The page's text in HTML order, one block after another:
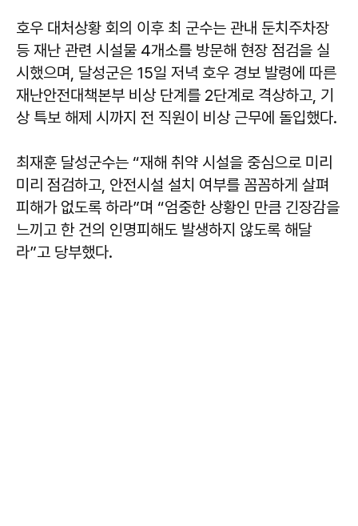
호우 대처상황 회의 이후 최 군수는 관내 둔치주차장
등 재난 관련 시설물 4개소를 방문해 현장 점검을 실
시했으며, 달성군은 15일 저녁 호우 경보 발령에 따른
재난안전대책본부 비상 단계를 2단계로 격상하고, 기
상 특보 해제 시까지 전 직원이 비상 근무에 돌입했다.
최재훈 달성군수는 “재해 취약 시설을 중심으로 미리
미리 점검하고, 안전시설 설치 여부를 꼼꼼하게 살펴
피해가 없도록 하라”며 “엄중한 상황인 만큼 긴장감을
느끼고 한 건의 인명피해도 발생하지 않도록 해달
라”고 당부했다.